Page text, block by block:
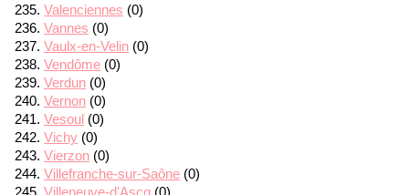
Valenciennes (0)
Vannes (0)
Vaulx-en-Velin (0)
Vendôme (0)
Verdun (0)
Vernon (0)
Vesoul (0)
Vichy (0)
Vierzon (0)
Villefranche-sur-Saône (0)
Villeneuve-d'Ascq (0)